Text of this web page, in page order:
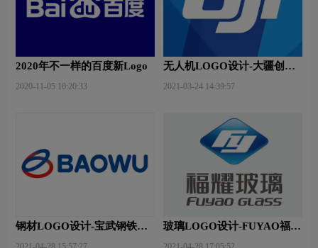
2020年不一样的百度新Logo
2020-11-05 10:20:33
无人机LOGO设计-大疆创新
2021-03-24 14:39:57
钢材LOGO设计-宝武钢铁品
2021-04-28 15:57:27
玻璃LOGO设计-FUYAO福耀
2021-04-28 17:05:52